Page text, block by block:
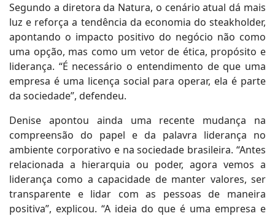
Segundo a diretora da Natura, o cenário atual dá mais
luz e reforça a tendência da economia do steakholder,
apontando o impacto positivo do negócio não como
uma opção, mas como um vetor de ética, propósito e
liderança. “É necessário o entendimento de que uma
empresa é uma licença social para operar, ela é parte
da sociedade”, defendeu.
Denise apontou ainda uma recente mudança na
compreensão do papel e da palavra liderança no
ambiente corporativo e na sociedade brasileira. “Antes
relacionada a hierarquia ou poder, agora vemos a
liderança como a capacidade de manter valores, ser
transparente e lidar com as pessoas de maneira
positiva”, explicou. “A ideia do que é uma empresa e